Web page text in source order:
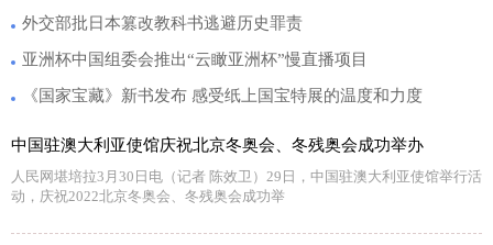
外交部批日本篡改教科书逃避历史罪责
亚洲杯中国组委会推出“云瞰亚洲杯”慢直播项目
《国家宝藏》新书发布 感受纸上国宝特展的温度和力度
中国驻澳大利亚使馆庆祝北京冬奥会、冬残奥会成功举办
人民网堪培拉3月30日电（记者 陈效卫）29日，中国驻澳大利亚使馆举行活
动，庆祝2022北京冬奥会、冬残奥会成功举